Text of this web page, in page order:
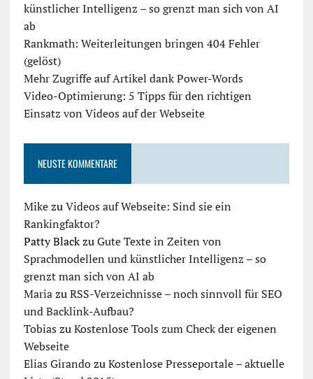
künstlicher Intelligenz – so grenzt man sich von AI
ab
Rankmath: Weiterleitungen bringen 404 Fehler
(gelöst)
Mehr Zugriffe auf Artikel dank Power-Words
Video-Optimierung: 5 Tipps für den richtigen
Einsatz von Videos auf der Webseite
NEUSTE KOMMENTARE
MikezuVideos auf Webseite: Sind sie ein
Rankingfaktor?
Patty BlackzuGute Texte in Zeiten von
Sprachmodellen und künstlicher Intelligenz – so
grenzt man sich von AI ab
MariazuRSS-Verzeichnisse – noch sinnvoll für SEO
und Backlink-Aufbau?
Tobias zuKostenlose Tools zum Check der eigenen
Webseite
Elias GirandozuKostenlose Presseportale – aktuelle